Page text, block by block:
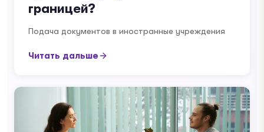
границей?
Подача документов в иностранные учреждения
Читать дальше